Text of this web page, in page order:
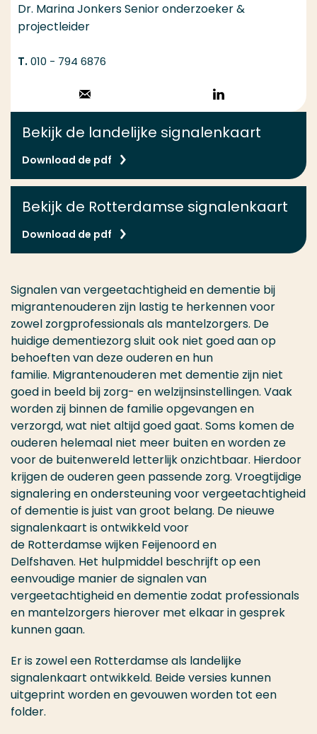
Dr. Marina Jonkers Senior onderzoeker &
projectleider
010 - 794 6876
Stuur een email
Volg op
LinkedIn
Bekijk de landelijke signalenkaart
Download de pdf
Bekijk de Rotterdamse signalenkaart
Download de pdf
Signalen van vergeetachtigheid en dementie bij
migrantenouderen zijn lastig te herkennen voor
zowel zorgprofessionals als mantelzorgers. De
huidige dementiezorg sluit ook niet goed aan op
behoeften vandeze ouderen en hun
familie. Migrantenouderen met dementie zijn niet
goed in beeld bij zorg- en welzijnsinstellingen. Vaak
worden zij binnen de familie opgevangen en
verzorgd, wat niet altijd goed gaat. Soms komen de
ouderen helemaal niet meer buiten en worden ze
voor de buitenwereld letterlijk onzichtbaar. Hierdoor
krijgen de ouderen geen passende zorg. Vroegtijdige
signalering en ondersteuning voor vergeetachtigheid
of dementie isjuist vangroot belang. De nieuwe
signalenkaart is ontwikkeld voor
de Rotterdamsewijken Feijenoord en
Delfshaven. Het hulpmiddel beschrijft op een
eenvoudige manier de signalen van
vergeetachtigheid en dementie zodat professionals
en mantelzorgers hierover met elkaar in gesprek
kunnen gaan.
Er is zowel een Rotterdamse als landelijke
signalenkaart ontwikkeld. Beide versies kunnen
uitgeprint worden en gevouwen worden tot een
folder.